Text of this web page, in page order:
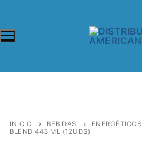
INICIO BEBIDAS ENERGÉTICOS
BLEND 443 ML (12UDS)